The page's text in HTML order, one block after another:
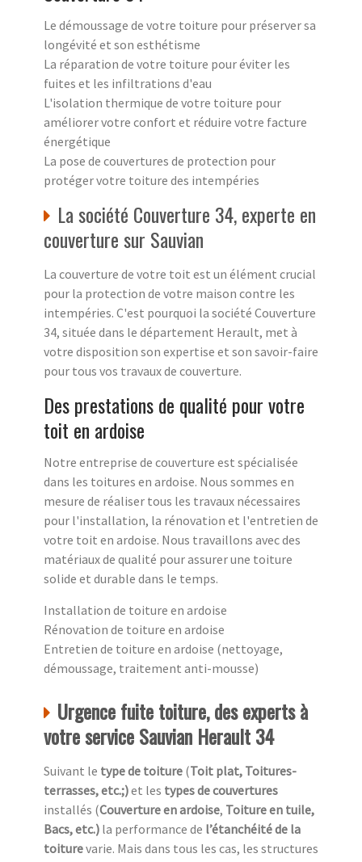
Le démoussage de votre toiture pour préserver sa
longévité et son esthétisme
La réparation de votre toiture pour éviter les
fuites et les infiltrations d'eau
L'isolation thermique de votre toiture pour
améliorer votre confort et réduire votre facture
énergétique
La pose de couvertures de protection pour
protéger votre toiture des intempéries
La société Couverture 34, experte en
couverture sur Sauvian
La couverture de votre toit est un élément crucial
pour la protection de votre maison contre les
intempéries. C'est pourquoi la société Couverture
34, située dans le département Herault, met à
votre disposition son expertise et son savoir-faire
pour tous vos travaux de couverture.
Des prestations de qualité pour votre
toit en ardoise
Notre entreprise de couverture est spécialisée
dans les toitures en ardoise. Nous sommes en
mesure de réaliser tous les travaux nécessaires
pour l'installation, la rénovation et l'entretien de
votre toit en ardoise. Nous travaillons avec des
matériaux de qualité pour assurer une toiture
solide et durable dans le temps.
Installation de toiture en ardoise
Rénovation de toiture en ardoise
Entretien de toiture en ardoise (nettoyage,
démoussage, traitement anti-mousse)
Urgence fuite toiture, des experts à
votre service Sauvian Herault 34
Suivant le type de toiture (Toit plat, Toitures-
terrasses, etc.;)et les types de couvertures
installés (Couverture en ardoise, Toiture en tuile,
Bacs, etc.) la performance de l’étanchéité de la
toiturevarie. Mais dans tous les cas, les structures